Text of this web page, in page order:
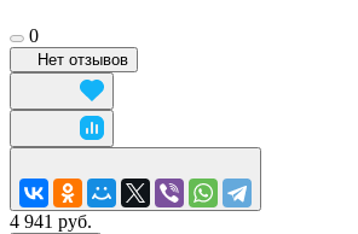
0
Нет отзывов
4 941 руб.